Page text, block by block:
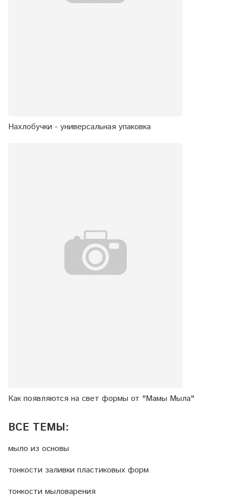
Нахлобучки - универсальная упаковка
Как появляются на свет формы от "Мамы Мыла"
ВСЕ ТЕМЫ:
мыло из основы
тонкости заливки пластиковых форм
тонкости мыловарения